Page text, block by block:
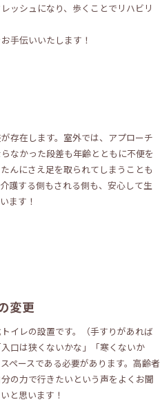
ッシュになり、歩くことでリハビリ
手伝いいたします！
存在します。室外では、アプローチ
なかった段差も年齢とともに不便を
んにさえ足を取られてしまうことも
護する側もされる側も、安心して生
ます！
変更
イレの設置です。（手すりがあれば
口は狭くないかな」「寒くないか
ペースである必要があります。高齢者
の力で行きたいという声をよくお聞
と思います！